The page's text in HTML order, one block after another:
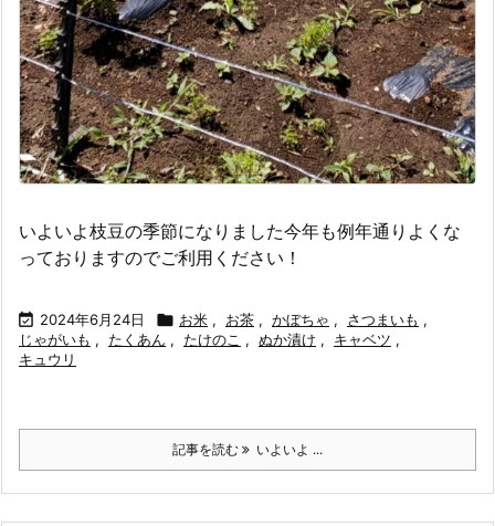
いよいよ枝豆の季節になりました今年も例年通りよくな
っておりますのでご利用ください！
 2024年6月24日  お米 , お茶 , かぼちゃ , さつまいも ,
じゃがいも , たくあん , たけのこ , ぬか漬け , キャベツ ,
キュウリ
記事を読む いよいよ ...